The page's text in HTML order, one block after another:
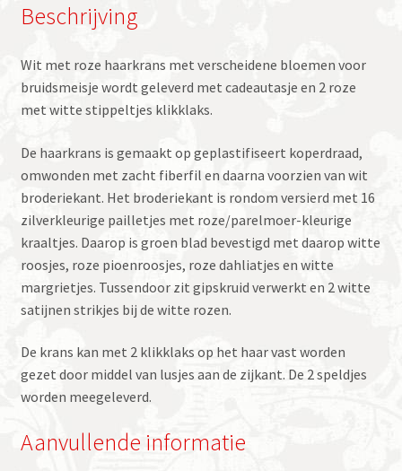
Beschrijving
Wit met roze haarkrans met verscheidene bloemen voor
bruidsmeisje wordt geleverd met cadeautasje en 2 roze
met witte stippeltjes klikklaks.
De haarkrans is gemaakt op geplastifiseert koperdraad,
omwonden met zacht fiberfil en daarna voorzien van wit
broderiekant. Het broderiekant is rondom versierd met 16
zilverkleurige pailletjes met roze/parelmoer-kleurige
kraaltjes. Daarop is groen blad bevestigd met daarop witte
roosjes, roze pioenroosjes, roze dahliatjes en witte
margrietjes. Tussendoor zit gipskruid verwerkt en 2 witte
satijnen strikjes bij de witte rozen.
De krans kan met 2 klikklaks op het haar vast worden
gezet door middel van lusjes aan de zijkant. De 2 speldjes
worden meegeleverd.
Aanvullende informatie